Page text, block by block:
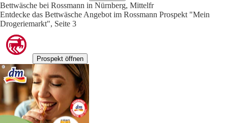
Bettwäsche bei Rossmann in Nürnberg, Mittelfr
Entdecke das Bettwäsche Angebot im Rossmann Prospekt "Mein
Drogeriemarkt", Seite 3
Prospekt öffnen